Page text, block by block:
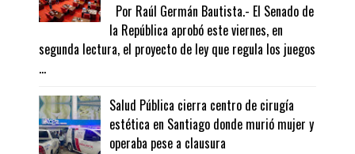
Por Raúl Germán Bautista.- El Senado de
la República aprobó este viernes, en
segunda lectura, el proyecto de ley que regula los juegos
...
Salud Pública cierra centro de cirugía
estética en Santiago donde murió mujer y
operaba pese a clausura